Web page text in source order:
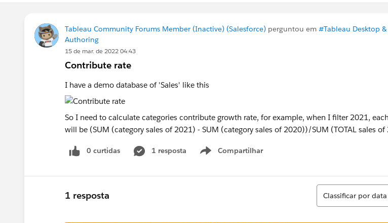
Tableau Community Forums Member (Inactive) (Salesforce) perguntou em #Tableau Desktop &
Authoring
15 de mar. de 2022 04:43
Contribute rate
I have a demo database of 'Sales' like this
So I need to calculate categories contribute growth rate, for example, when I filter 2021,
will be (SUM (category sales of 2021) - SUM (category sales of 2020))/SUM (TOTAL sales of
0 curtidas 1 resposta Compartilhar
Show menu
1 resposta
Classificar
Classificar por data